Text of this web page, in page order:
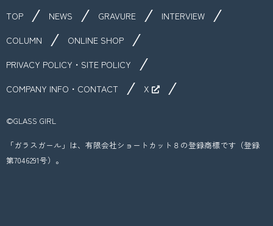
TOP NEWS GRAVURE
INTERVIEW
COLUMN
ONLINE SHOP
PRIVACY POLICY・SITE POLICY
COMPANY INFO・CONTACT
X
©︎GLASS GIRL
「ガラスガール」は、有限会社ショートカット８の登録商標です（登録
第7046291号）。